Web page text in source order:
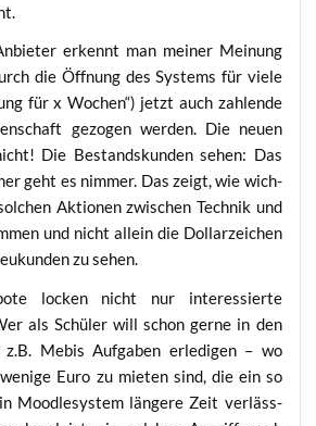
erkennt man mei­ner Mei­nung
die Öff­nung des Sys­tems für vie­le
für x Wochen“) jetzt auch zah­len­de
gezo­gen wer­den. Die neu­en
Die Bestands­kun­den sehen: Das
geht es nim­mer. Das zeigt, wie wich­
Aktio­nen zwi­schen Tech­nik und
und nicht allein die Dol­lar­zei­chen
zu sehen.
locken nicht nur inter­es­sier­te
als Schü­ler will schon ger­ne in den
z.B. Mebis Auf­ga­ben erle­di­gen – wo
Euro zu mie­ten sind, die ein so
Mood­le­sys­tem län­ge­re Zeit ver­läss­